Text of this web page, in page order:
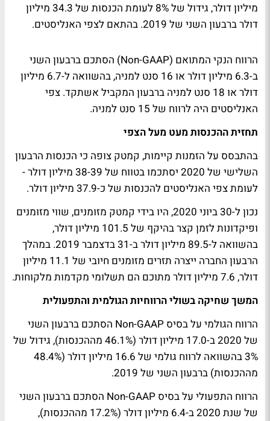
מיליון דולר, גידול של 8% לעומת הכנסות של 34.3 מיליון
דולר ברבעון השני של 2019. בהתאם לצפי האנליסטים.
הרווח הנקי המתואם (Non-GAAP) הסתכם ברבעון השני
ב-6.3 מיליון דולר או 16 סנט למניה, בהשוואה ל-6.7 מיליון
דולר או 18 סנט למניה ברבעון המקביל אשתקד. צפי
האנליסטים היה לרווח של 15 סנט למניה.
תחזית ההכנסות מעט מעל הצפי
בהתבסס על הזמנות קיימות, קמטק צופה כי הכנסות הרבעון
השלישי של 2020 יסתכמו בטווח של 38-39 מיליון דולר -
לעומת צפי האנליסטים להכנסות של כ-37.9 מיליון דולר.
נכון ל-30 ביוני 2020, היו בידי קמטק מזומנים, שווי מזומנים
ופיקדונות לזמן קצר בהיקף של 101.5 מיליון דולר,
בהשוואה ל-89.5 מיליון דולר ב-31 בדצמבר 2019. במהלך
הרבעון החברה ייצרה תזרים מזומנים חיובי של 11.1 מיליון
דולר, 7.6 מיליון דולר מתוכם הם תשלומי מקדמות מלקוחות.
המשך שחיקה בשולי הרווחיות הגולמית והתפעולית
הרווח הגולמי על בסיס Non-GAAP הסתכם ברבעון השני
של 2020 ב-17.0 מיליון דולר (46.1% מההכנסות), גידול של
3% בהשוואה לרווח גולמי של 16.6 מיליון דולר (48.4%
מההכנסות) ברבעון השני של 2019.
הרווח התפעולי על בסיס Non-GAAP הסתכם ברבעון השני
של שנת 2020 ב-6.4 מיליון דולר (17.2% מההכנסות),